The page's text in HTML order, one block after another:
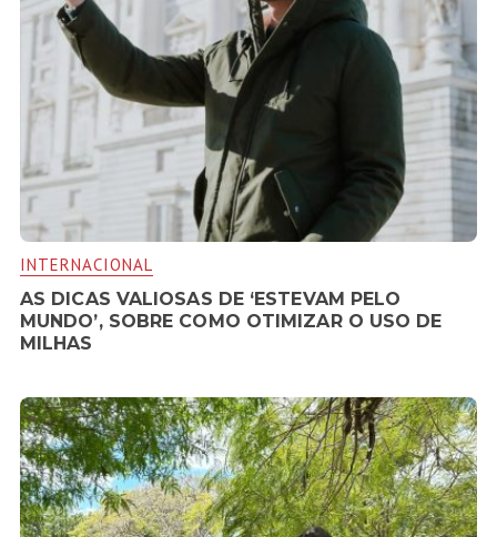
INTERNACIONAL
AS DICAS VALIOSAS DE ‘ESTEVAM PELO
MUNDO’, SOBRE COMO OTIMIZAR O USO DE
MILHAS